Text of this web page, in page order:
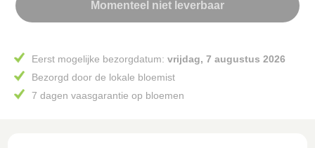
Momenteel niet leverbaar
Eerst mogelijke bezorgdatum: vrijdag, 7 augustus 2026
Bezorgd door de lokale bloemist
7 dagen vaasgarantie op bloemen